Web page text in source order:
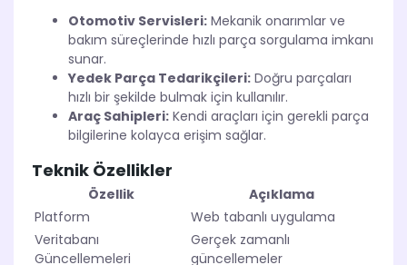
Otomotiv Servisleri: Mekanik onarımlar ve
bakım süreçlerinde hızlı parça sorgulama imkanı
sunar.
Yedek Parça Tedarikçileri: Doğru parçaları
hızlı bir şekilde bulmak için kullanılır.
Araç Sahipleri: Kendi araçları için gerekli parça
bilgilerine kolayca erişim sağlar.
Teknik Özellikler
Özellik
Açıklama
Platform
Web tabanlı uygulama
Veritabanı
Güncellemeleri
Gerçek zamanlı
güncellemeler